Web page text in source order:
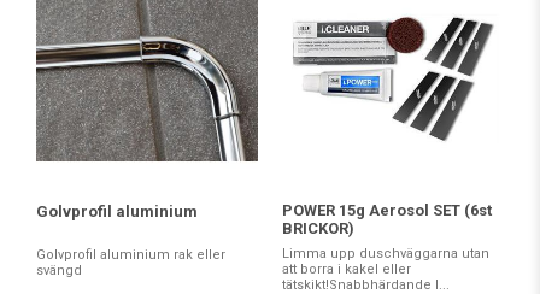
Golvprofil aluminium
Golvprofil aluminium rak eller
svängd
POWER 15g Aerosol SET (6st
BRICKOR)
Limma upp duschväggarna utan
att borra i kakel eller
tätskikt!Snabbhärdande l...